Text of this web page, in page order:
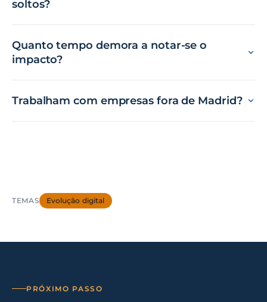
soltos?
Quanto tempo demora a notar-se o
impacto?
Trabalham com empresas fora de Madrid?
TEMAS Evolução digital
PRÓXIMO PASSO